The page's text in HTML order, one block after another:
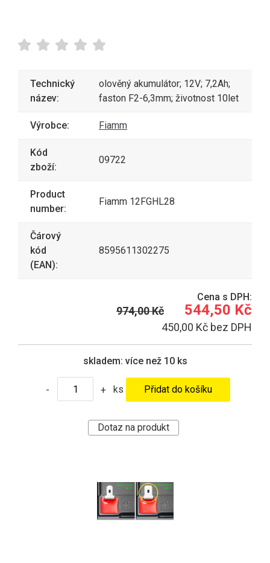
Technický
název:
olověný akumulátor; 12V; 7,2Ah;
faston F2-6,3mm; životnost 10let
Výrobce: Fiamm
Kód
zboží:
09722
Product
number:
Fiamm 12FGHL28
Čárový
kód
(EAN):
8595611302275
974,00 Kč
Cena s DPH:
544,50 Kč
450,00 Kč bez DPH
skladem: více než 10 ks
- + ks
Dotaz na produkt